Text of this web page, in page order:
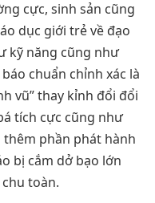
cực, sinh sản cũng
dục giới trẻ về đạo
kỹ năng cũng như
chuẩn chỉnh xác là
vũ” thay kỉnh đổi đổi
tích cực cũng như
phần phát hành
bị cắm dở bạo lớn
toàn.